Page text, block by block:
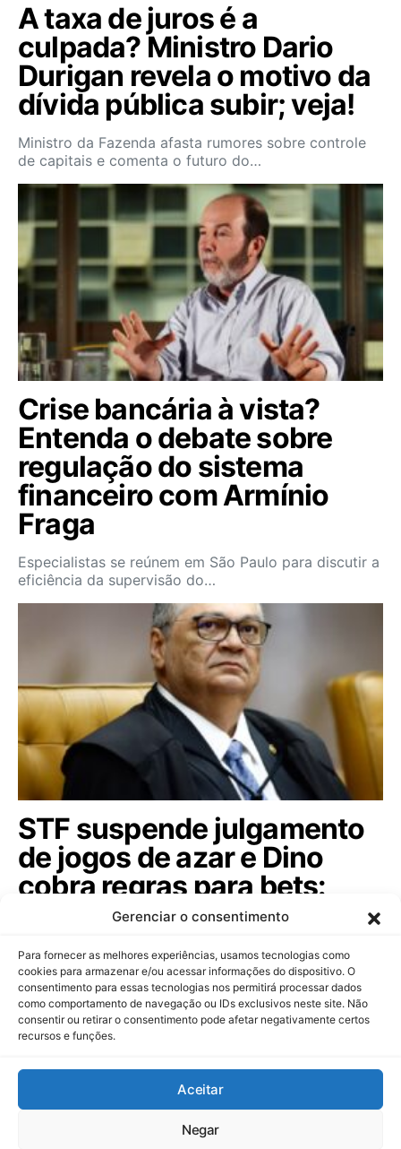
Gerenciar o consentimento
Para fornecer as melhores experiências, usamos tecnologias como
cookies para armazenar e/ou acessar informações do dispositivo. O
consentimento para essas tecnologias nos permitirá processar dados
como comportamento de navegação ou IDs exclusivos neste site. Não
consentir ou retirar o consentimento pode afetar negativamente certos
recursos e funções.
Aceitar
Negar
A taxa de juros é a
culpada? Ministro Dario
Durigan revela o motivo da
dívida pública subir; veja!
Ministro da Fazenda afasta rumores sobre controle
de capitais e comenta o futuro do…
Crise bancária à vista?
Entenda o debate sobre
regulação do sistema
financeiro com Armínio
Fraga
Especialistas se reúnem em São Paulo para discutir a
eficiência da supervisão do…
STF suspende julgamento
de jogos de azar e Dino
cobra regras para bets:
entenda!
Ministro Flávio Dino pede vista e defende análise
conjunta de apostas online e jogos…
Dinheiropédia
Contato Sobre Nós Política de Privacidade Aviso Legal